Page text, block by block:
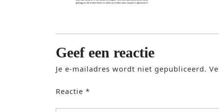
Geef een reactie
Je e-mailadres wordt niet gepubliceerd.
Reactie *